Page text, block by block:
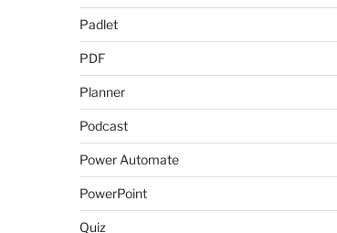
Padlet
PDF
Planner
Podcast
Power Automate
PowerPoint
Quiz